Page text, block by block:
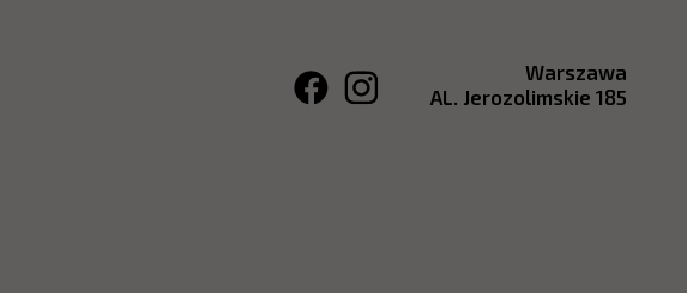
Warszawa
AL. Jerozolimskie 185